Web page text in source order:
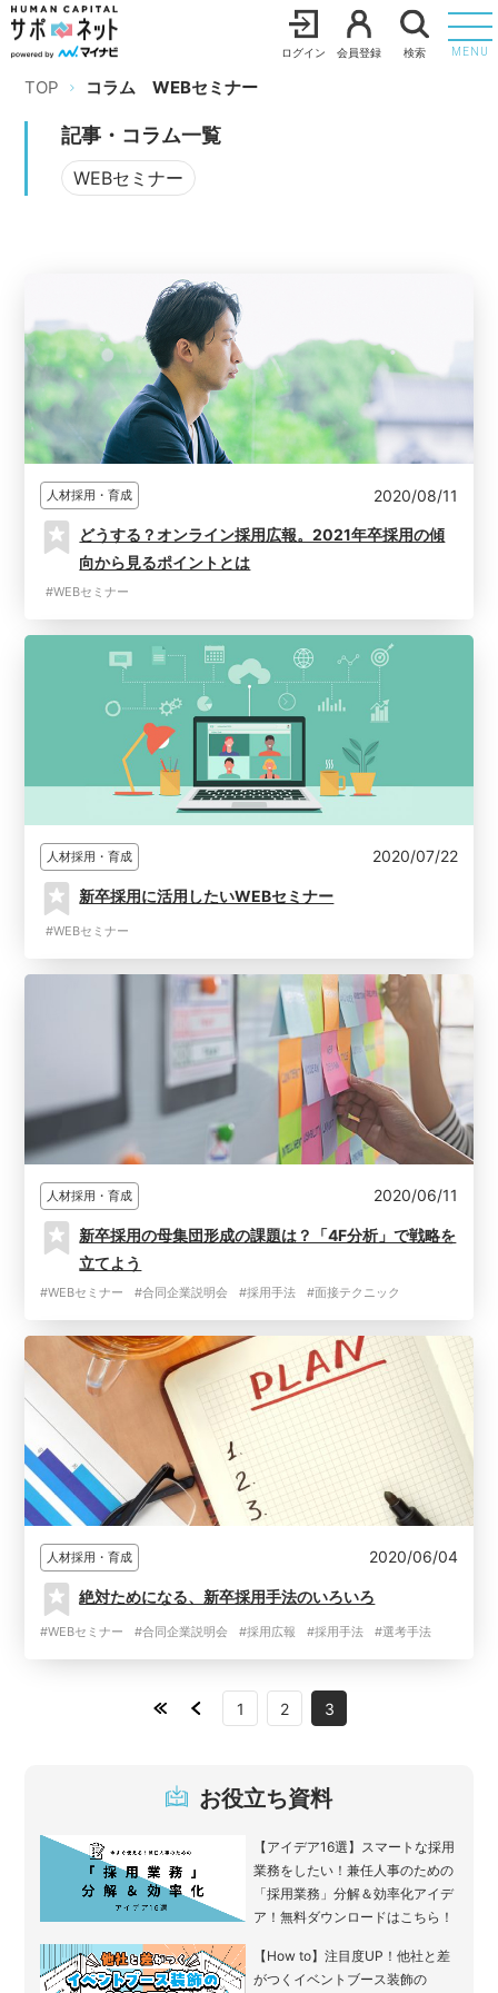
ログイン 会員登録 検索 MENU
TOP コラムWEBセミナー
記事・コラム一覧
WEBセミナー
人材採用・育成 2020/08/11
どうする？オンライン採用広報。2021年卒採用の傾
向から見るポイントとは
#WEBセミナー
人材採用・育成 2020/07/22
新卒採用に活用したいWEBセミナー
#WEBセミナー
人材採用・育成 2020/06/11
新卒採用の母集団形成の課題は？「4F分析」で戦略を
立てよう
#WEBセミナー #合同企業説明会 #採用手法 #面接テクニック
人材採用・育成 2020/06/04
絶対ためになる、新卒採用手法のいろいろ
#WEBセミナー #合同企業説明会 #採用広報 #採用手法 #選考手法
1 2 3
お役立ち資料
【アイデア16選】スマートな採用
業務をしたい！兼任人事のための
「採用業務」分解＆効率化アイデ
ア！無料ダウンロードはこちら！
【How to】注目度UP！他社と差
がつくイベントブース装飾の